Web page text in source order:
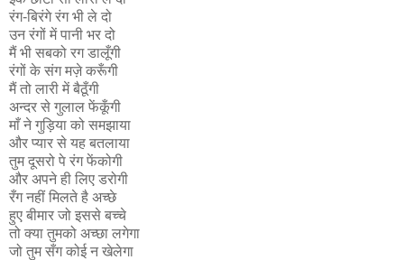
रंग-बिरंगे रंग भी ले दो
उन रंगों में पानी भर दो
मैं भी सबको रग डालूँगी
रंगों के संग मज़े करूँगी
मैं तो लारी में बैठूँगी
अन्दर से गुलाल फेंकूँगी
माँ ने गुड़िया को समझाया
और प्यार से यह बतलाया
तुम दूसरो पे रंग फेंकोगी
और अपने ही लिए डरोगी
रँग नहीं मिलते है अच्छे
हुए बीमार जो इससे बच्चे
तो क्या तुमको अच्छा लगेगा
जो तुम सँग कोई न खेलेगा